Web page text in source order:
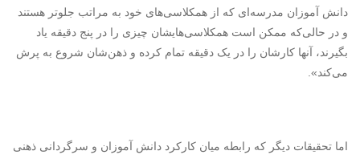
دانش آموزان مدرسه‌ای که از همکلاسی‌های خود به مراتب جلوتر هستند
و در حالی‌که ممکن است همکلاسی‌هایشان چیزی را در پنج دقیقه یاد
بگیرند، آنها کارشان را در یک دقیقه تمام کرده و ذهن‌شان شروع به پرش
می‌کند».
اما تحقیقات دیگر که رابطه میان کارکرد دانش آموزان و سرگردانی ذهنی